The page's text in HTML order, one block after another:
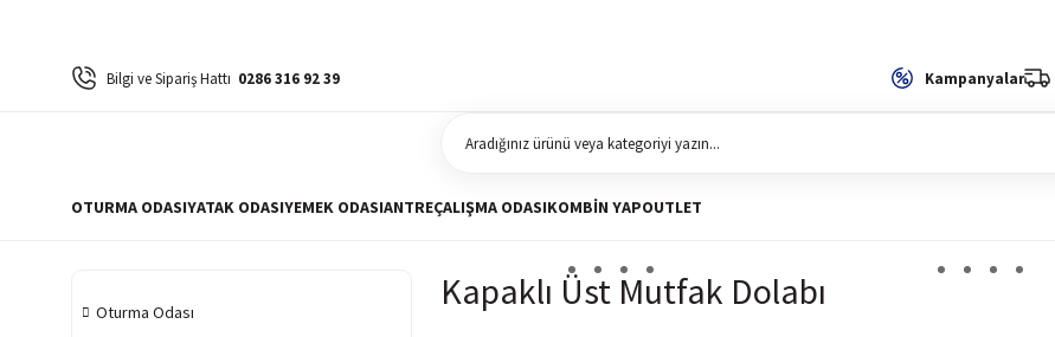
Bilgi ve Sipariş Hattı 0286 316 92 39 Kampanyalar
OTURMA ODASIYATAK ODASIYEMEK ODASIANTREÇALIŞMA ODASIKOMBIN YAPOUTLET
Oturma Odası
Kapaklı Üst Mutfak Dolabı